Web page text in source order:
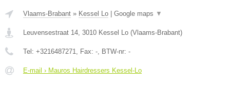
Vlaams-Brabant » Kessel Lo Google maps ▼
Leuvensestraat 14, 3010 Kessel Lo (Vlaams-Brabant)
Tel: +3216487271, Fax: -, BTW-nr: -
E-mail › Mauros Hairdressers Kessel-Lo